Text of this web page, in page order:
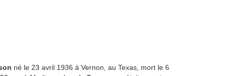
né le 23 avril 1936 à Vernon, au Texas, mort le 6